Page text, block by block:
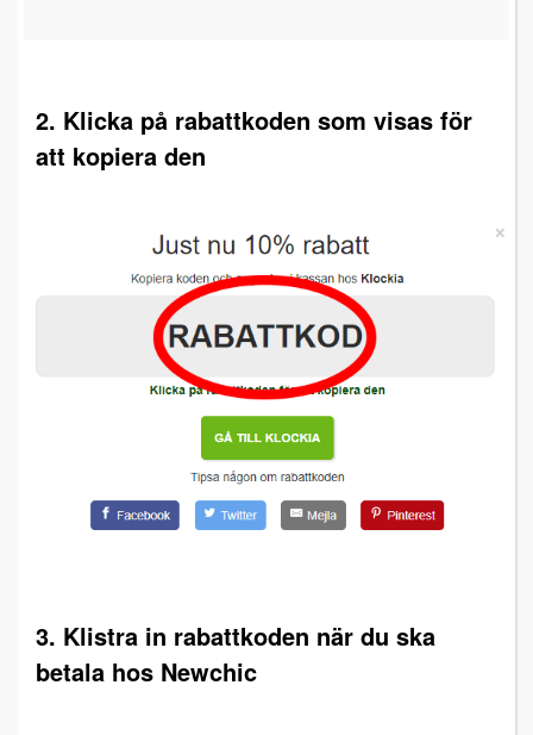
2. Klicka på rabattkoden som visas för
att kopiera den
3. Klistra in rabattkoden när du ska
betala hos Newchic